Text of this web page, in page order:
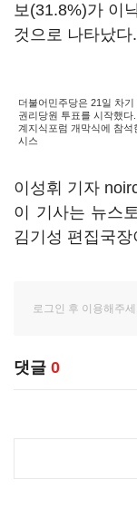
보(31.8%)가 이
것으로 나타났다.
더불어민주당은 21일 차
권리당원 투표를 시작했
계지식포럼 개막식에 참
시스
이성휘 기자
이 기사는 뉴스
김기성 편집국장
댓글 0